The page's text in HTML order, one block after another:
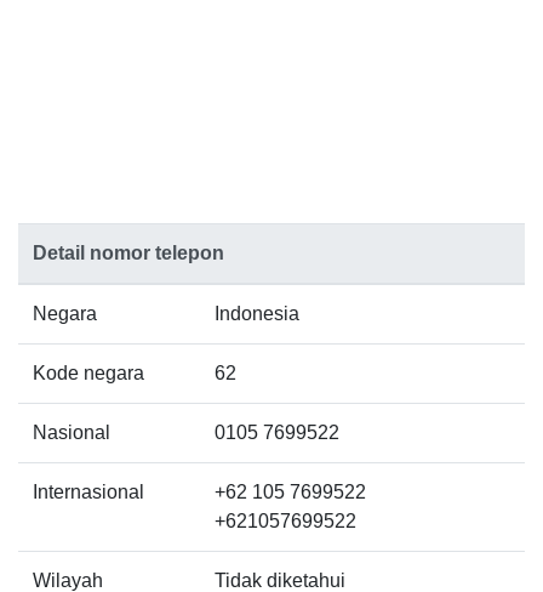
Detail nomor telepon
Negara Indonesia
Kode negara 62
Nasional 0105 7699522
Internasional
+62 105 7699522
+621057699522
Wilayah Tidak diketahui